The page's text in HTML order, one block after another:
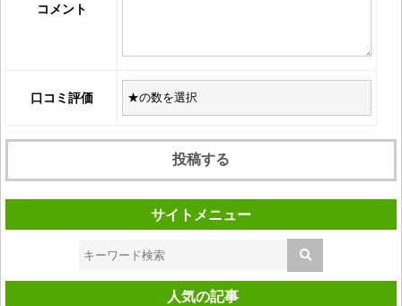
コメント
口コミ評価
サイトメニュー
人気の記事